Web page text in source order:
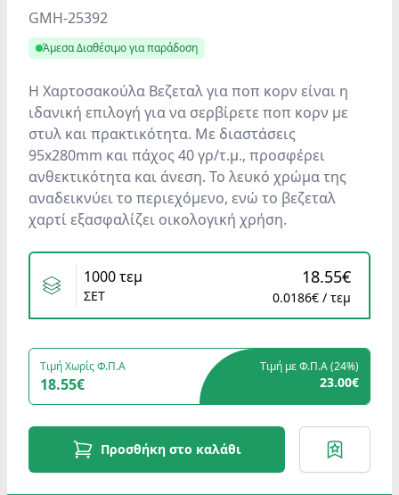
Product information
GMH-25392
Άμεσα Διαθέσιμο για παράδοση
Η Χαρτοσακούλα Βεζεταλ για ποπ κορν είναι η
ιδανική επιλογή για να σερβίρετε ποπ κορν με
στυλ και πρακτικότητα. Με διαστάσεις
95x280mm και πάχος 40 γρ/τ.μ., προσφέρει
ανθεκτικότητα και άνεση. Το λευκό χρώμα της
αναδεικνύει το περιεχόμενο, ενώ το βεζεταλ
χαρτί εξασφαλίζει οικολογική χρήση.
Variants
1000 τεμ
ΣΕΤ
18.55€
0.0186€ / τεμ
Τιμή Χωρίς Φ.Π.Α
18.55€
Τιμή με Φ.Π.Α (24%)
23.00€
Προσθήκη στο καλάθι